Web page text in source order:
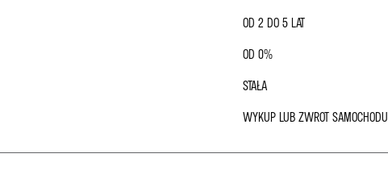
OD 2 DO 5 LAT
OD 0%
STAŁA
WYKUP LUB ZWROT SAMOCHODU